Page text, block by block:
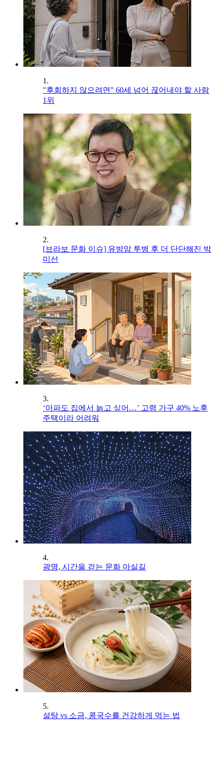
1.
"후회하지 않으려면" 60세 넘어 끊어내야 할 사람
1위
2.
[브라보 문화 이슈] 유방암 투병 후 더 단단해진 박
미선
3.
‘아파도 집에서 늙고 싶어…’ 고령 가구 40% 노후
주택이라 어려워
4.
광명, 시간을 걷는 문화 마실길
5.
설탕 vs 소금, 콩국수를 건강하게 먹는 법